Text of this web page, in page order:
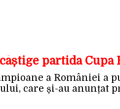
partida Cupa
a României a
care și-au anunțat